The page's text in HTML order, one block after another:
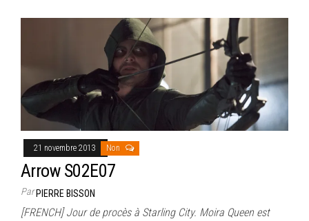
21 novembre 2013 Non
Arrow S02E07
ParPIERRE BISSON
[FRENCH] Jour de procès à Starling City. Moira Queen est